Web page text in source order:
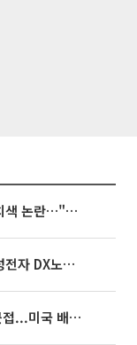
김희철, '뒤집힌 태극기' 지적 후 정치색 논란…"좌우 떠나 우리나라 국기"
3445억 자사주 지급 마쳤는데...삼성전자 DX노조, 뒤늦은 '떼쓰기 집회'
이란 “호르무즈 새 항로 합의 매우 근접...미국 배상 먼저”